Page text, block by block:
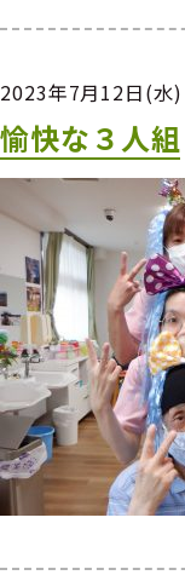
2023年7月12日(水)
愉快な３人組